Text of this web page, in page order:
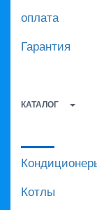
оплата
Гарантия
КАТАЛОГ
Котлы